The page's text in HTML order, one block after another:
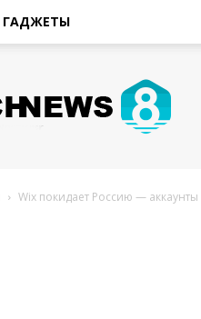
ГАДЖЕТЫ
Wix покидает Россию —